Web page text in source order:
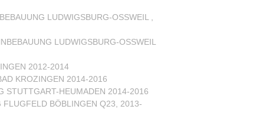
LUDWIGSBURG-OSSWEIL ,
LUDWIGSBURG-OSSWEIL
2012-2014
KROZINGEN 2014-2016
STUTTGART-HEUMADEN 2014-2016
FLUGFELD BÖBLINGEN Q23, 2013-